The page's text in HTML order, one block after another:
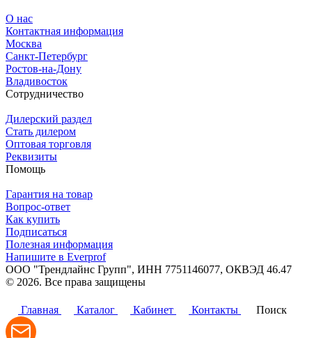
О нас
Контактная информация
Москва
Санкт-Петербург
Ростов-на-Дону
Владивосток
Сотрудничество
Дилерский раздел
Стать дилером
Оптовая торговля
Реквизиты
Помощь
Гарантия на товар
Вопрос-ответ
Как купить
Подписаться
Полезная информация
Напишите в Everprof
ООО "Трендлайнс Групп", ИНН 7751146077, ОКВЭД 46.47
© 2026. Все права защищены
Главная
Каталог Кабинет Контакты Поиск